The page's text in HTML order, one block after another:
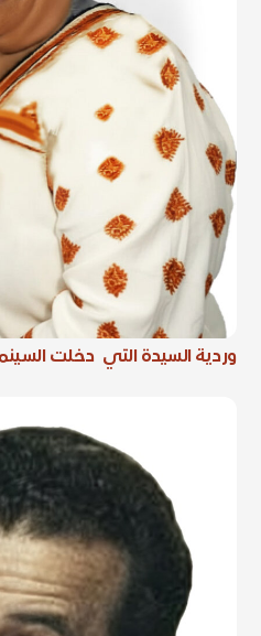
وردية السيدة التي دخلت